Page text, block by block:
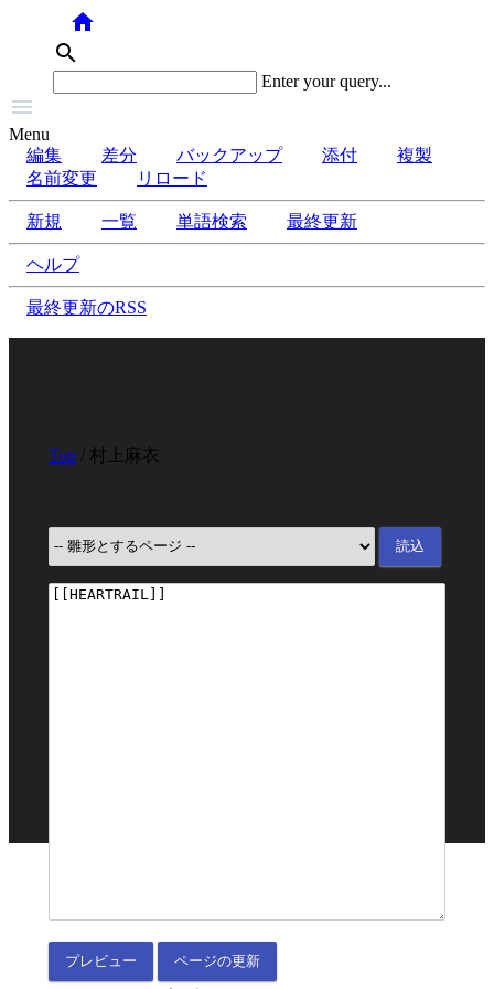
home
search
Enter your query...

Menu
編集
差分 バックアップ 添付
複製
名前変更
リロード
新規 一覧 単語検索 最終更新
ヘルプ
最終更新のRSS
Top / 村上麻衣